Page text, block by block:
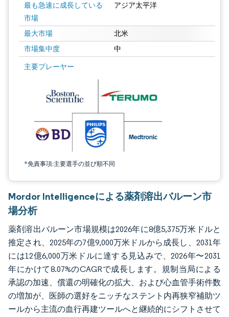
最も急速に成長している
市場
アジア太平洋
最大市場 北米
市場集中度 中
主要プレーヤー
*免責事項:主要選手の並び順不同
画像 © Mordor Intelligence。再利用にはCC BY 4.0の表示が必要です。
Mordor Intelligenceによる薬剤溶出バルーン市
場分析
薬剤溶出バルーン市場規模は2026年に8億5,375万米ドルと
推定され、2025年の7億9,000万米ドルから成長し、2031年
には12億6,000万米ドルに達する見込みで、2026年〜2031
年にかけて8.07%のCAGRで成長します。規制当局による
承認の加速、償還の明確化の拡大、および心血管手術件数
の増加が、医師の選好をニッチなステント内再狭窄補助ツ
ールから主流の血行再建ツールへと継続的にシフトさせて